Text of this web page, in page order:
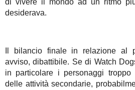
di vivere il mondo ad un ritmo
desiderava.
Il bilancio finale in relazione al
avviso, dibattibile. Se di Watch
in particolare i personaggi
delle attività secondarie,